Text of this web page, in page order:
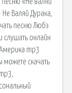
Валяй Дурака,
песню Любэ
слушать онлайн
mp3
можете скачать